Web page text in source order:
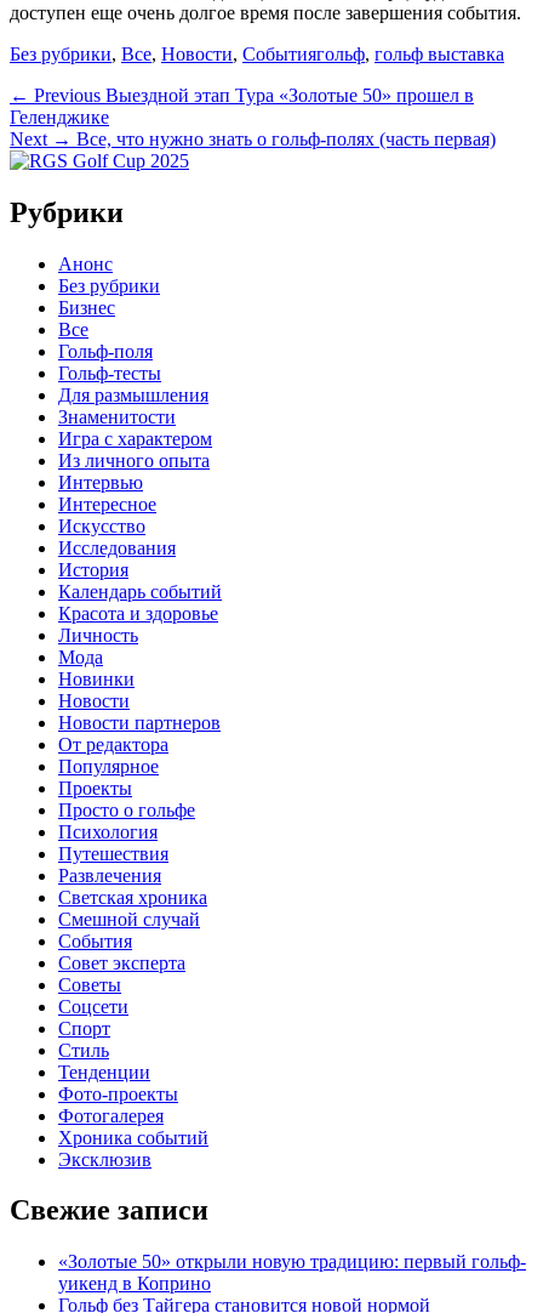
доступен еще очень долгое время после завершения события.
Без рубрики, Все, Новости, Событиягольф, гольф выставка
← Previous Выездной этап Тура «Золотые 50» прошел в
Геленджике
Next → Все, что нужно знать о гольф-полях (часть первая)
Рубрики
Анонс
Без рубрики
Бизнес
Все
Гольф-поля
Гольф-тесты
Для размышления
Знаменитости
Игра с характером
Из личного опыта
Интервью
Интересное
Искусство
Исследования
История
Календарь событий
Красота и здоровье
Личность
Мода
Новинки
Новости
Новости партнеров
От редактора
Популярное
Проекты
Просто о гольфе
Психология
Путешествия
Развлечения
Светская хроника
Смешной случай
События
Совет эксперта
Советы
Соцсети
Спорт
Стиль
Тенденции
Фото-проекты
Фотогалерея
Хроника событий
Эксклюзив
Свежие записи
«Золотые 50» открыли новую традицию: первый гольф-
уикенд в Коприно
Гольф без Тайгера становится новой нормой